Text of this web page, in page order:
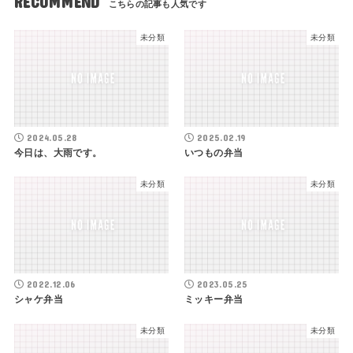
未分類
2024.05.28
今日は、大雨です。
未分類
2025.02.19
いつもの弁当
未分類
2022.12.06
シャケ弁当
未分類
2023.05.25
ミッキー弁当
未分類 未分類